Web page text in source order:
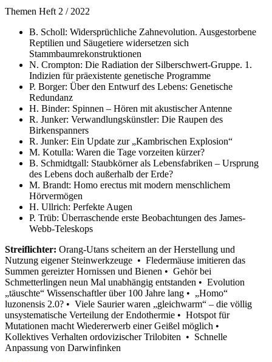
Themen Heft 2 / 2022
B. Scholl: Widersprüchliche Zahnevolution. Ausgestorbene
Reptilien und Säugetiere widersetzen sich
Stammbaumrekonstruktionen
N. Crompton: Die Radiation der Silberschwert-Gruppe. 1.
Indizien für präexistente genetische Programme
P. Borger: Über den Entwurf des Lebens: Genetische
Redundanz
H. Binder: Spinnen – Hören mit akustischer Antenne
R. Junker: Verwandlungskünstler: Die Raupen des
Birkenspanners
R. Junker: Ein Update zur „Kambrischen Explosion“
M. Kotulla: Waren die Tage vorzeiten kürzer?
B. Schmidtgall: Staubkörner als Lebensfabriken – Ursprung
des Lebens doch außerhalb der Erde?
M. Brandt: Homo erectus mit modern menschlichem
Hörvermögen
H. Ullrich: Perfekte Augen
P. Trüb: Überraschende erste Beobachtungen des James-
Webb-Teleskops
Streiflichter: Orang-Utans scheitern an der Herstellung und
Nutzung eigener Steinwerkzeuge • Fledermäuse imitieren das
Summen gereizter Hornissen und Bienen • Gehör bei
Schmetterlingen neun Mal unabhängig entstanden • Evolution
„täuschte“ Wissenschaftler über 100 Jahre lang • „Homo“
luzonensis 2.0? • Viele Saurier waren „gleichwarm“ – die völlig
unsystematische Verteilung der Endothermie • Hotspot für
Mutationen macht Wiedererwerb einer Geißel möglich •
Kollektives Verhalten ordovizischer Trilobiten • Schnelle
Anpassung von Darwinfinken